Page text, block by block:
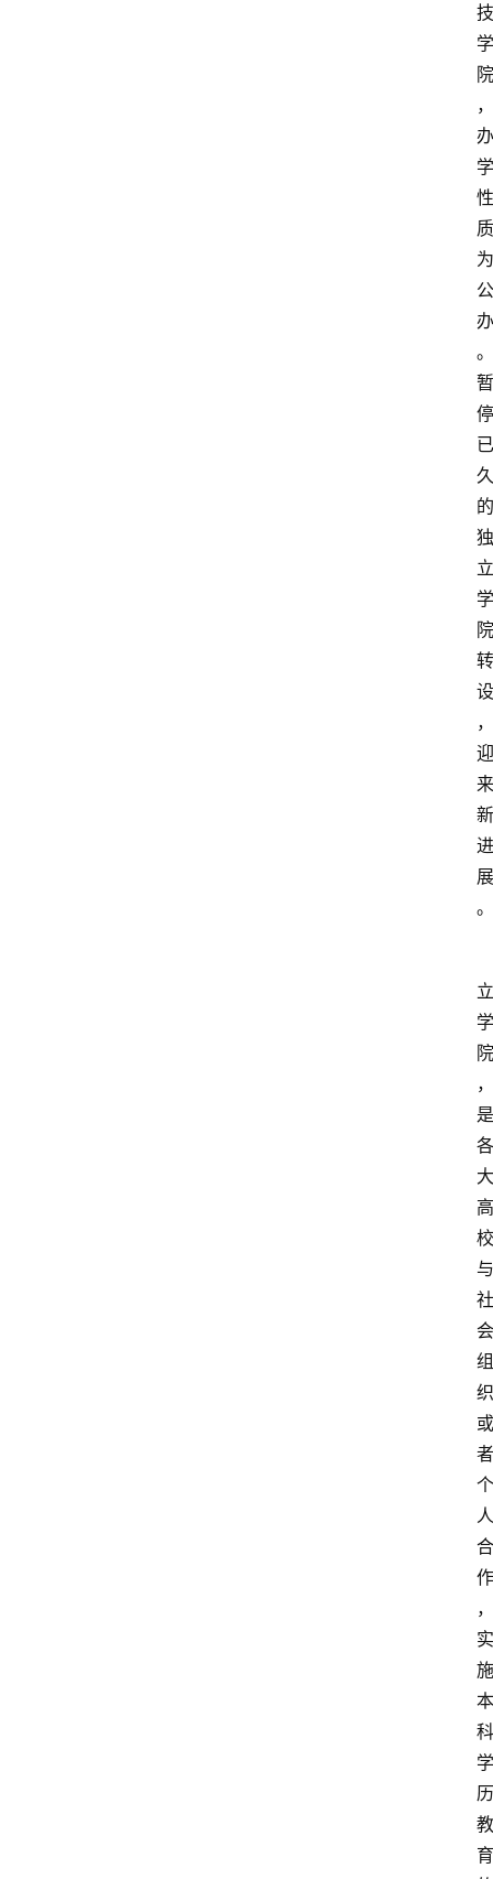
技
学
院
，
办
学
性
质
为
公
办
。
暂
停
已
久
的
独
立
学
院
转
设
，
迎
来
新
进
展
。
立
学
院
，
是
各
大
高
校
与
社
会
组
织
或
者
个
人
合
作
，
实
施
本
科
学
历
教
育